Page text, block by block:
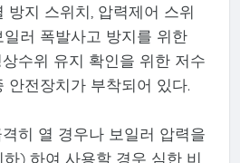
방지 스위치, 압력제어 스위
러 폭발사고 방지를 위한
수위 유지 확인을 위한 저수
안전장치가 부착되어 있다.
히 열 경우나 보일러 압력을
) 하여 사용할 경우 심한 비